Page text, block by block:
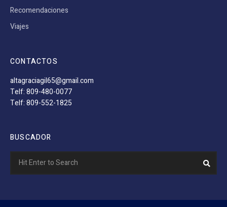
Recomendaciones
Viajes
CONTACTOS
altagraciagil65@gmail.com
Telf: 809-480-0077
Telf: 809-552-1825
BUSCADOR
for: